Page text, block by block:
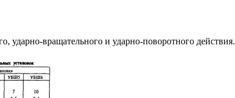
ударно-вращательного и ударно-поворотного действия.